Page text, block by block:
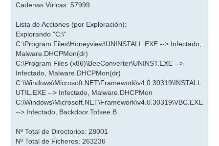
Cadenas Víricas: 57999
Lista de Acciones (por Exploración):
Explorando "C:\"
C:\Program Files\Honeyview\UNINSTALL.EXE --> Infectado,
Malware.DHCPMon(dr)
C:\Program Files (x86)\BeeConverter\UNINST.EXE -->
Infectado, Malware.DHCPMon(dr)
C:\Windows\Microsoft.NET\Framework\v4.0.30319\INSTALL
UTIL.EXE --> Infectado, Malware.DHCPMon
C:\Windows\Microsoft.NET\Framework\v4.0.30319\VBC.EXE
--> Infectado, Backdoor.Tofsee.B
Nº Total de Directorios: 28001
Nº Total de Ficheros: 263236